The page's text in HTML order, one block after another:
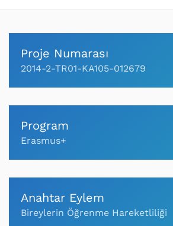
Proje Numarası
2014-2-TR01-KA105-012679
Program
Erasmus+
Anahtar Eylem
Bireylerin Öğrenme Hareketliliği